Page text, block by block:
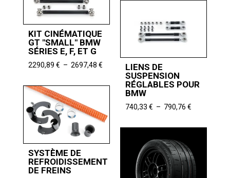
KIT CINÉMATIQUE
GT "SMALL" BMW
SÉRIES E, F, ET G
2290,89 € – 2697,48 €Plage
prix :
2290,89 €
2697,48 €
LIENS DE
SUSPENSION
RÉGLABLES POUR
BMW
740,33 € – 790,76 €Plage
prix :
790,76 €
SYSTÈME DE
REFROIDISSEMENT
DE FREINS